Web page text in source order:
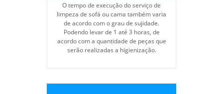
O tempo de execução do serviço de
limpeza de sofá ou cama também varia
de acordo com o grau de sujidade.
Podendo levar de 1 até 3 horas, de
acordo com a quantidade de peças que
serão realizadas a higienização.